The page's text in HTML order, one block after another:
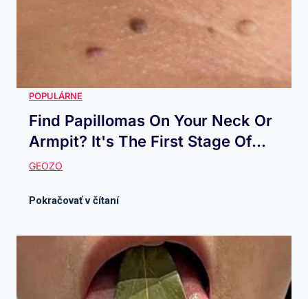
Find Papillomas On Your Neck Or
Armpit? It's The First Stage Of...